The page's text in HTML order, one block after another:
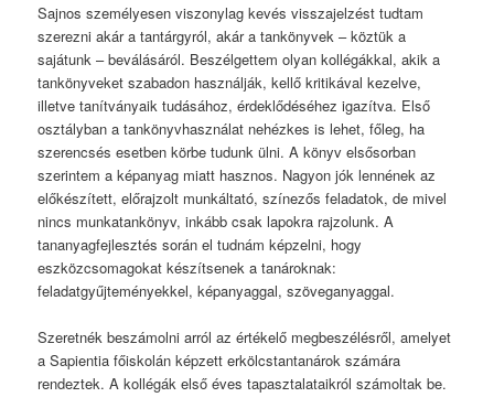
Sajnos személyesen viszonylag kevés visszajelzést tudtam
szerezni akár a tantárgyról, akár a tankönyvek – köztük a
sajátunk – beválásáról. Beszélgettem olyan kollégákkal, akik a
tankönyveket szabadon használják, kellő kritikával kezelve,
illetve tanítványaik tudásához, érdeklődéséhez igazítva. Első
osztályban a tankönyvhasználat nehézkes is lehet, főleg, ha
szerencsés esetben körbe tudunk ülni. A könyv elsősorban
szerintem a képanyag miatt hasznos. Nagyon jók lennének az
előkészített, előrajzolt munkáltató, színezős feladatok, de mivel
nincs munkatankönyv, inkább csak lapokra rajzolunk. A
tananyagfejlesztés során el tudnám képzelni, hogy
eszközcsomagokat készítsenek a tanároknak:
feladatgyűjteményekkel, képanyaggal, szöveganyaggal.
Szeretnék beszámolni arról az értékelő megbeszélésről, amelyet
a Sapientia főiskolán képzett erkölcstantanárok számára
rendeztek. A kollégák első éves tapasztalataikról számoltak be.